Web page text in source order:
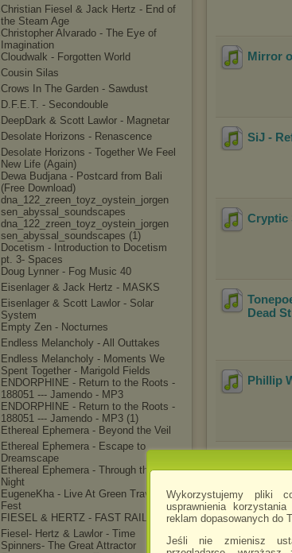
Wykorzystujemy pliki
usprawnienia
reklam dopasowanych do
Jeśli nie zmienisz
Christian Fiesel & Jack Hertz - End of
the Steam Age
Christopher Alvarado - The Eye of
Imagination
Cloudwalk - Forgotten World
Cousin Silas
Crows In The Garden - Sawdust
D.F.E.T. - Secondouble
DeepDark & Scott Lawlor - Magnetar
Desolate Horizons - Renascence
Desolate Horizons - Together We Feel
New Life (Again)
Dewa Budjana - Postcard from Bali
(Free Download)
dna_122_zreen_toyz_oystein_jorgen
sen_abyssal
_soundscapes
dna_122_zreen_toyz_oystein_jorgen
sen_abyssal
_soundscapes (1)
Docetism - Introduction to Docetism
pt. 3- Spaces
Doug Lynner - Fog Music 40
Eisenlager & Jack Hertz - MASKS
Eisenlager & Scott Lawlor - Solar
System
Empty Zen - Nocturnes
Endless Melancholy - All Outtakes
Endless Melancholy - Moments We
Spent Together - Marigold Fields
ENDORPHINE - Return to the Roots -
188051 --- Jamendo - MP3
ENDORPHINE - Return to the Roots -
188051 --- Jamendo - MP3 (1)
Ethereal Ephemera - Beyond the Veil
Ethereal Ephemera - Escape to
Dreamscape
Ethereal Ephemera - Through the
Night
EugeneKha - Live At Green Travel
Fest
FIESEL & HERTZ - FAST RAILS
Fiesel- Hertz & Lawlor - Time
Spinners- The Great Attractor
Mirror
SiJ -
Cryptic
Dead
Phillip
The
cover